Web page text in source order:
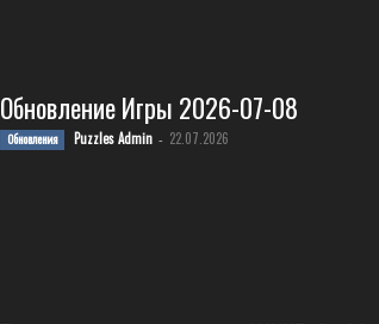
Обновление Игры 2026-07-08
Обновления Puzzles Admin - 22.07.2026